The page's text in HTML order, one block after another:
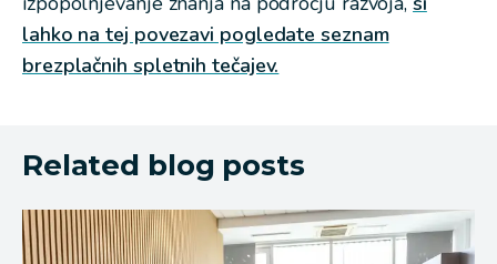
lahko na tej povezavi pogledate seznam
brezplačnih spletnih tečajev.
Related blog posts